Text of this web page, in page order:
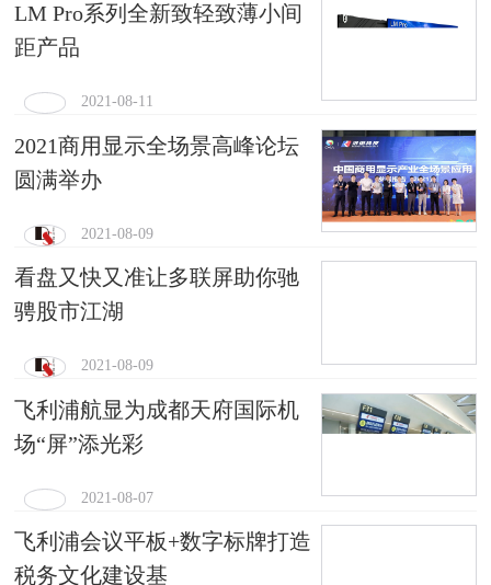
LM Pro系列全新致轻致薄小间
距产品
2021-08-11
2021商用显示全场景高峰论坛
圆满举办
2021-08-09
看盘又快又准让多联屏助你驰
骋股市江湖
2021-08-09
飞利浦航显为成都天府国际机
场“屏”添光彩
2021-08-07
飞利浦会议平板+数字标牌打造
税务文化建设基